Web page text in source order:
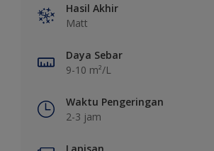
Hasil Akhir
Matt
Daya Sebar
9-10 m²/L
Waktu Pengeringan
2-3 jam